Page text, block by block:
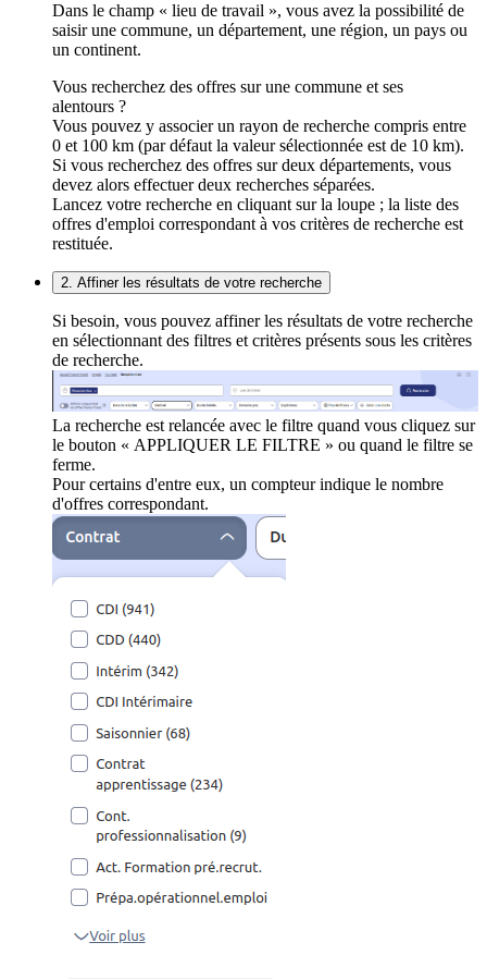
Dans le champ « lieu de travail », vous avez la possibilité de
saisir une commune, un département, une région, un pays ou
un continent.
Vous recherchez des offres sur une commune et ses
alentours ?
Vous pouvez y associer un rayon de recherche compris entre
0 et 100 km (par défaut la valeur sélectionnée est de 10 km).
Si vous recherchez des offres sur deux départements, vous
devez alors effectuer deux recherches séparées.
Lancez votre recherche en cliquant sur la loupe ; la liste des
offres d'emploi correspondant à vos critères de recherche est
restituée.
2. Affiner les résultats de votre recherche
Si besoin, vous pouvez affiner les résultats de votre recherche
en sélectionnant des filtres et critères présents sous les critères
de recherche.
La recherche est relancée avec le filtre quand vous cliquez sur
le bouton « APPLIQUER LE FILTRE » ou quand le filtre se
ferme.
Pour certains d'entre eux, un compteur indique le nombre
d'offres correspondant.